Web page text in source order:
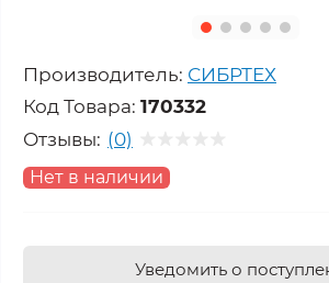
Производитель: СИБРТЕХ
Код Товара: 170332
Отзывы: (0)
Нет в наличии
Уведомить о